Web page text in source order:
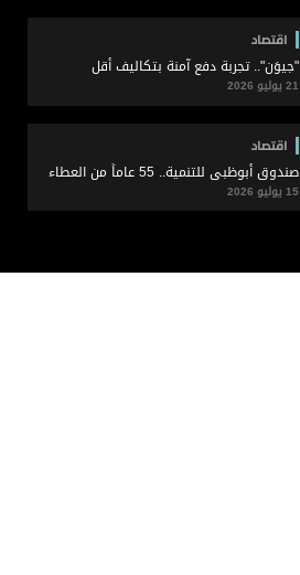
اقتصاد
"جيوَن".. تجربة دفع آمنة بتكاليف أقل
21 يوليو 2026
اقتصاد
صندوق أبوظبي للتنمية.. 55 عاماً من العطاء
15 يوليو 2026